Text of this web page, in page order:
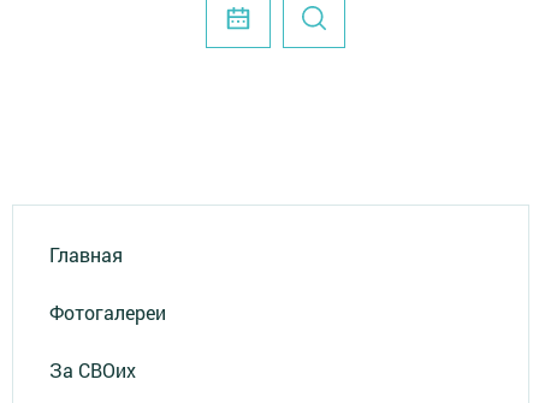
Главная
Фотогалереи
За СВОих